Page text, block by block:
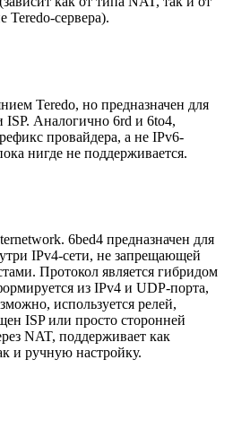
Teredo-сервера).
Teredo, но предназначен для
ISP. Аналогично 6rd и 6to4,
провайдера, а не IPv6-
нигде не поддерживается.
6bed4 предназначен для
IPv4-сети, не запрещающей
Протокол является гибридом
из IPv4 и UDP-порта,
используется релей,
ISP или просто сторонней
NAT, поддерживает как
и ручную настройку.